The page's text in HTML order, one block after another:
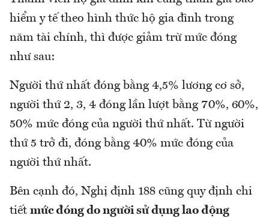
hiểm y tế theo hình thức hộ gia đình trong
năm tài chính, thì được giảm trừ mức đóng
như sau:
Người thứ nhất đóng bằng 4,5% lương cơ sở,
người thứ 2, 3, 4 đóng lần lượt bằng 70%, 60%,
50% mức đóng của người thứ nhất. Từ người
thứ 5 trở đi, đóng bằng 40% mức đóng của
người thứ nhất.
Bên cạnh đó, Nghị định 188 cũng quy định chi
tiết mức đóng do người sử dụng lao động